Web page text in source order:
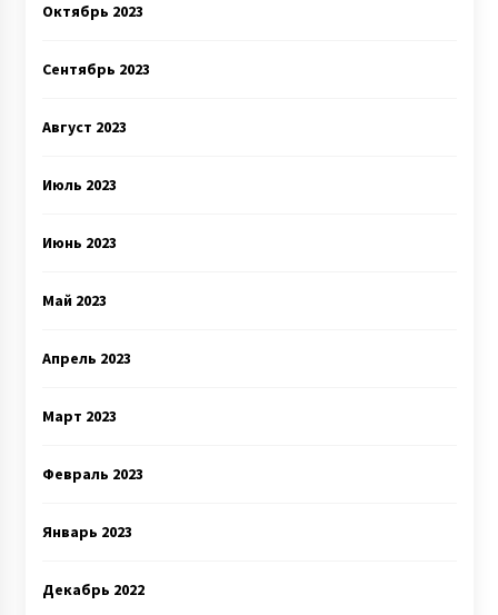
Октябрь 2023
Сентябрь 2023
Август 2023
Июль 2023
Июнь 2023
Май 2023
Апрель 2023
Март 2023
Февраль 2023
Январь 2023
Декабрь 2022